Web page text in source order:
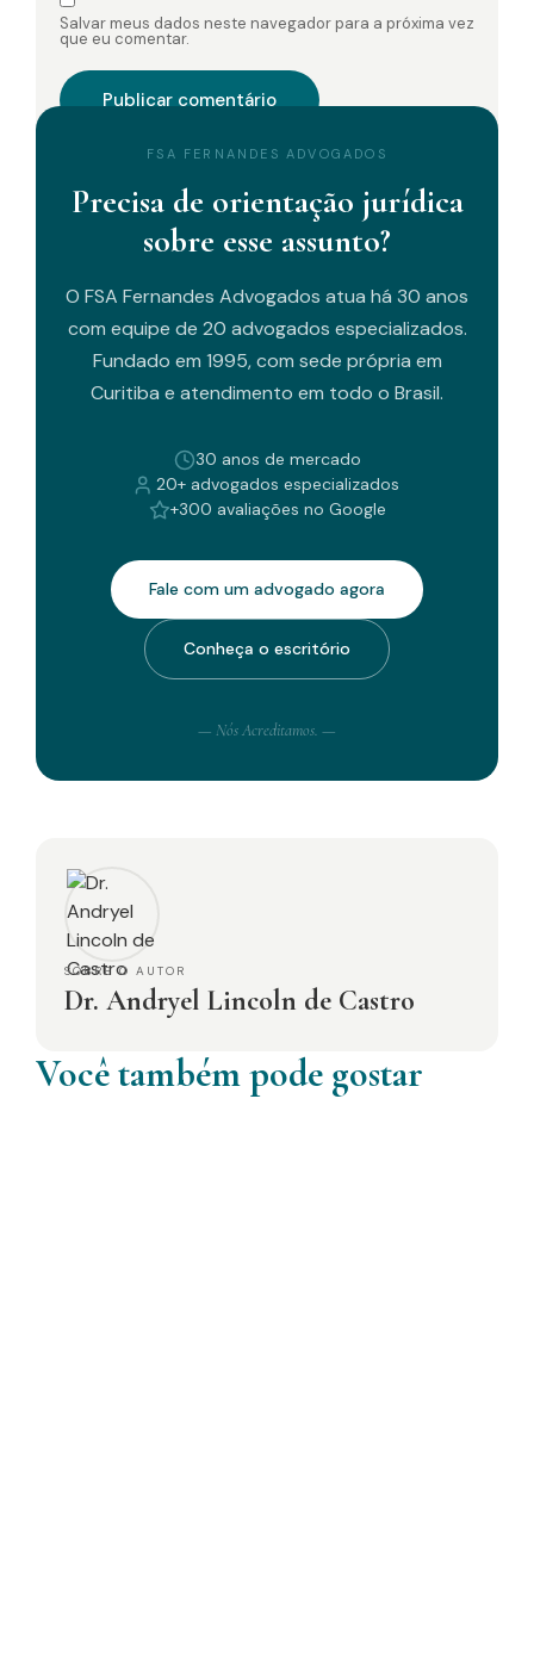
Salvar meus dados neste navegador para a próxima vez
que eu comentar.
FSA FERNANDES ADVOGADOS
Precisa de orientação jurídica
sobre esse assunto?
O FSA Fernandes Advogados atua há 30 anos
com equipe de 20 advogados especializados.
Fundado em 1995, com sede própria em
Curitiba e atendimento em todo o Brasil.
30 anos de mercado
20+ advogados especializados
+300 avaliações no Google
Fale com um advogado agora
Conheça o escritório
— Nós Acreditamos. —
SOBRE O AUTOR
Dr. Andryel Lincoln de Castro
Você também pode gostar